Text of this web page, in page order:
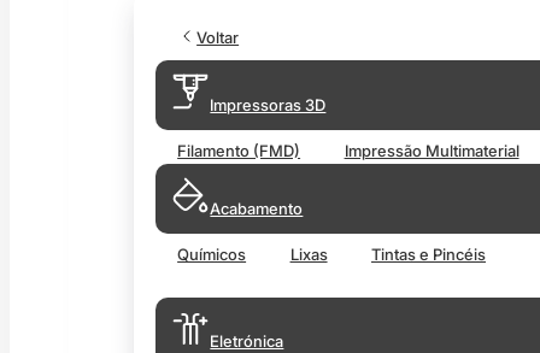
Voltar
Impressoras 3D
Filamento (FMD) Impressão Multimaterial
Acabamento
Químicos Lixas Tintas e Pincéis
Eletrónica